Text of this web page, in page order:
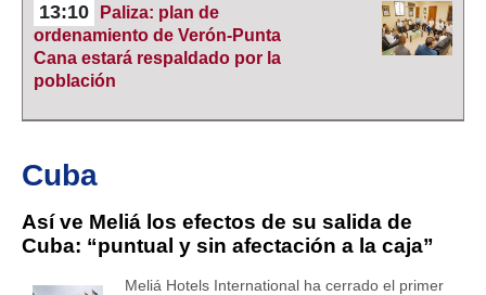
13:10
Paliza: plan de
ordenamiento de Verón-Punta
Cana estará respaldado por la
población
Cuba
Así ve Meliá los efectos de su salida de
Cuba: “puntual y sin afectación a la caja”
Meliá Hotels International ha cerrado el primer